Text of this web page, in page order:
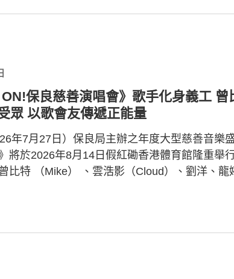
ON!保良慈善演唱會》歌手化身義工
眾 以歌會友傳遞正能量
年7月27日）保良局主辦之年度大型慈善音
將於2026年8月14日假紅磡香港體育館隆重舉
比特 （Mike） 、雲浩影（Cloud）、劉洋、龍